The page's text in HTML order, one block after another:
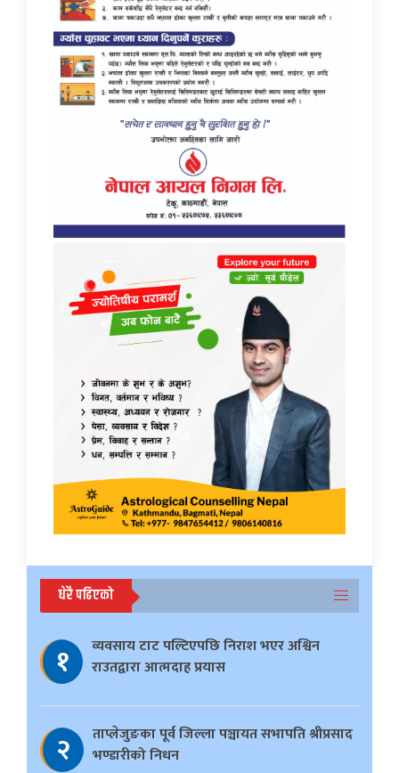
धेरै पढिएको
१
व्यवसाय टाट पल्टिएपछि निराश भएर अश्विन
राउतद्वारा आत्मदाह प्रयास
२
ताप्लेजुङका पूर्व जिल्ला पञ्चायत सभापति श्रीप्रसाद
भण्डारीको निधन